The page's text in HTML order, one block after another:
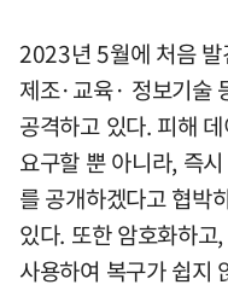
2023년 5월에 처음
제조·교육· 정보기술
공격하고 있다. 피해
요구할 뿐 아니라, 즉
를 공개하겠다고 협박
있다. 또한 암호화하
사용하여 복구가 쉽지